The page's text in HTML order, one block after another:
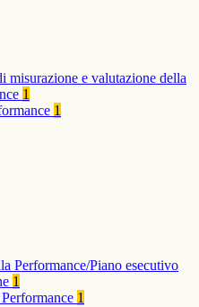
misurazione e valutazione della
1
1
Performance/Piano esecutivo
1
1